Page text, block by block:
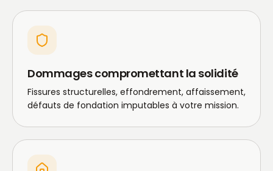
Dommages compromettant la solidité
Fissures structurelles, effondrement, affaissement,
défauts de fondation imputables à votre mission.